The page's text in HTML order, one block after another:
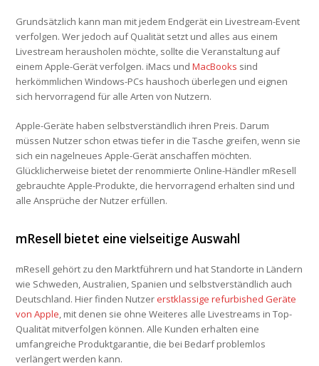
Grundsätzlich kann man mit jedem Endgerät ein Livestream-Event
verfolgen. Wer jedoch auf Qualität setzt und alles aus einem
Livestream herausholen möchte, sollte die Veranstaltung auf
einem Apple-Gerät verfolgen. iMacs undMacBooks sind
herkömmlichen Windows-PCs haushoch überlegen und eignen
sich hervorragend für alle Arten von Nutzern.
Apple-Geräte haben selbstverständlich ihren Preis. Darum
müssen Nutzer schon etwas tiefer in die Tasche greifen, wenn sie
sich ein nagelneues Apple-Gerät anschaffen möchten.
Glücklicherweise bietet der renommierte Online-Händler mResell
gebrauchte Apple-Produkte, die hervorragend erhalten sind und
alle Ansprüche der Nutzer erfüllen.
mResell bietet eine vielseitige Auswahl
mResell gehört zu den Marktführern und hat Standorte in Ländern
wie Schweden, Australien, Spanien und selbstverständlich auch
Deutschland. Hier finden Nutzererstklassige refurbished Geräte
von Apple , mit denen sie ohne Weiteres alle Livestreams in Top-
Qualität mitverfolgen können. Alle Kunden erhalten eine
umfangreiche Produktgarantie, die bei Bedarf problemlos
verlängert werden kann.